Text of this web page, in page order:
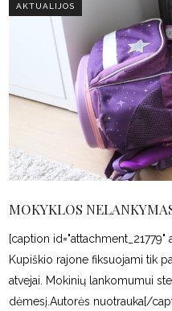
AKTUALIJOS
MOKYKLOS
[caption
Kupiškio rajone fiksuojami tik
atvejai. Mokinių lankomumui
dėmesį.Autorės nuotrauka[/